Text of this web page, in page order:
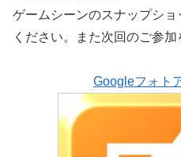
ゲームシーンのスナップシ
ください。また次回のご参加
Googleフォト